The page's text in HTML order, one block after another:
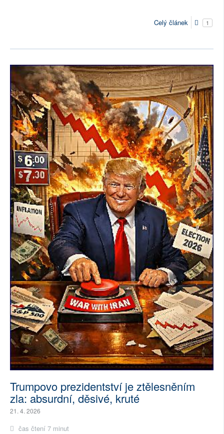
Celý článek 1
Trumpovo prezidentství je ztělesněním
zla: absurdní, děsivé, kruté
21. 4. 2026
čas čtení 7 minut